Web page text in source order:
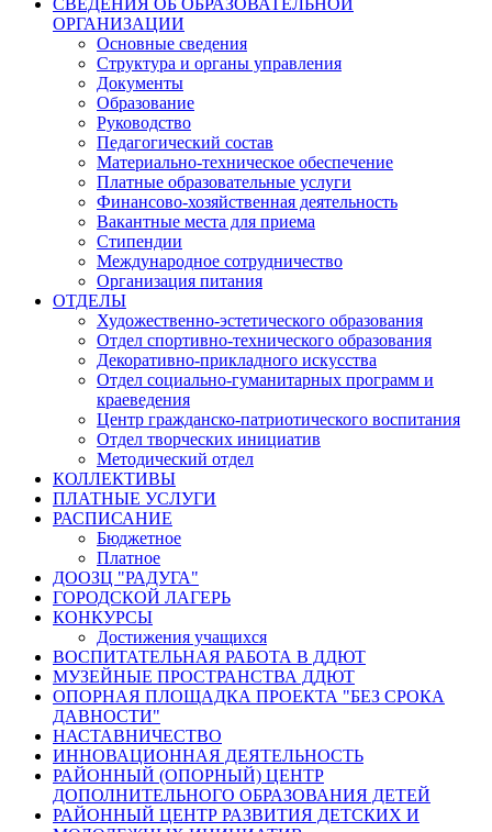
ОРГАНИЗАЦИИ
Основные сведения
Структура и органы управления
Документы
Образование
Руководство
Педагогический состав
Материально-техническое обеспечение
Платные образовательные услуги
Финансово-хозяйственная деятельность
Вакантные места для приема
Стипендии
Международное сотрудничество
Организация питания
ОТДЕЛЫ
Художественно-эстетического образования
Отдел спортивно-технического образования
Декоративно-прикладного искусства
Отдел социально-гуманитарных программ и
краеведения
Центр гражданско-патриотического воспитания
Отдел творческих инициатив
Методический отдел
КОЛЛЕКТИВЫ
ПЛАТНЫЕ УСЛУГИ
РАСПИСАНИЕ
Бюджетное
Платное
ДООЗЦ "РАДУГА"
ГОРОДСКОЙ ЛАГЕРЬ
КОНКУРСЫ
Достижения учащихся
ВОСПИТАТЕЛЬНАЯ РАБОТА В ДДЮТ
МУЗЕЙНЫЕ ПРОСТРАНСТВА ДДЮТ
ОПОРНАЯ ПЛОЩАДКА ПРОЕКТА "БЕЗ СРОКА
ДАВНОСТИ"
НАСТАВНИЧЕСТВО
ИННОВАЦИОННАЯ ДЕЯТЕЛЬНОСТЬ
РАЙОННЫЙ (ОПОРНЫЙ) ЦЕНТР
ДОПОЛНИТЕЛЬНОГО ОБРАЗОВАНИЯ ДЕТЕЙ
РАЙОННЫЙ ЦЕНТР РАЗВИТИЯ ДЕТСКИХ И